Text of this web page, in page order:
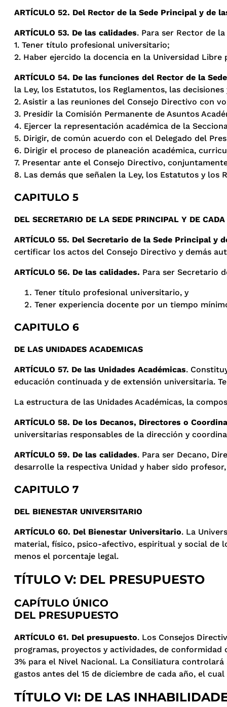
ARTÍCULO 52. Del Rector de la Sede Principal y de
ARTÍCULO 53. De las calidades. Para ser Rector de
1. Tener título profesional universitario;
2. Haber ejercido la docencia en la Universidad
ARTÍCULO 54. De las funciones del Rector de la
la Ley, los Estatutos, los Reglamentos, las
2. Asistir a las reuniones del Consejo Directivo con
3. Presidir la Comisión Permanente de Asuntos
4. Ejercer la representación académica de la
5. Dirigir, de común acuerdo con el Delegado del
6. Dirigir el proceso de planeación académica,
7. Presentar ante el Consejo Directivo,
8. Las demás que señalen la Ley, los Estatutos y los
CAPITULO 5
DEL SECRETARIO DE LA SEDE PRINCIPAL Y DE
ARTÍCULO 55. Del Secretario de la Sede Principal y
certificar los actos del Consejo Directivo y demás
ARTÍCULO 56. De las calidades. Para ser Secretario
Tener título profesional universitario, y
Tener experiencia docente por un tiempo
CAPITULO 6
DE LAS UNIDADES ACADEMICAS
ARTÍCULO 57. De las Unidades Académicas.
educación continuada y de extensión universitaria.
La estructura de las Unidades Académicas, la
ARTÍCULO 58. De los Decanos, Directores o
universitarias responsables de la dirección y
ARTÍCULO 59. De las calidades. Para ser Decano,
desarrolle la respectiva Unidad y haber sido
CAPITULO 7
DEL BIENESTAR UNIVERSITARIO
ARTÍCULO 60. Del Bienestar Universitario. La
material, físico, psico-afectivo, espiritual y social de
menos el porcentaje legal.
TÍTULO V: DEL PRESUPUESTO
CAPÍTULO ÚNICO
DEL PRESUPUESTO
ARTÍCULO 61. Del presupuesto. Los Consejos
programas, proyectos y actividades, de
3% para el Nivel Nacional. La Consiliatura
gastos antes del 15 de diciembre de cada año, el
TÍTULO VI: DE LAS